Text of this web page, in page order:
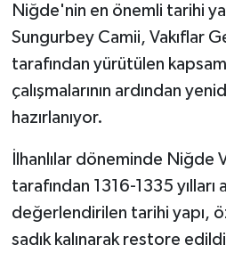
Niğde'nin en önemli tarihi
Sungurbey Camii, Vakıflar
tarafından yürütülen
çalışmalarının ardından
hazırlanıyor.
İlhanlılar döneminde Niğde
tarafından 1316-1335 yılları
değerlendirilen tarihi yapı,
sadık kalınarak restore